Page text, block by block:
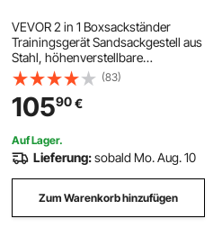
VEVOR 2 in 1 Boxsackständer
Trainingsgerät Sandsackgestell aus
Stahl, höhenverstellbare
Boxsackhalterung mit
Klimmzugstang (65 kg belastbar),
freistehendes Fitnessgerät für
Fitness-Studio Schwarz
(83)
10590€
Auf Lager.
Lieferung:sobald Mo. Aug. 10
Zum Warenkorb hinzufügen